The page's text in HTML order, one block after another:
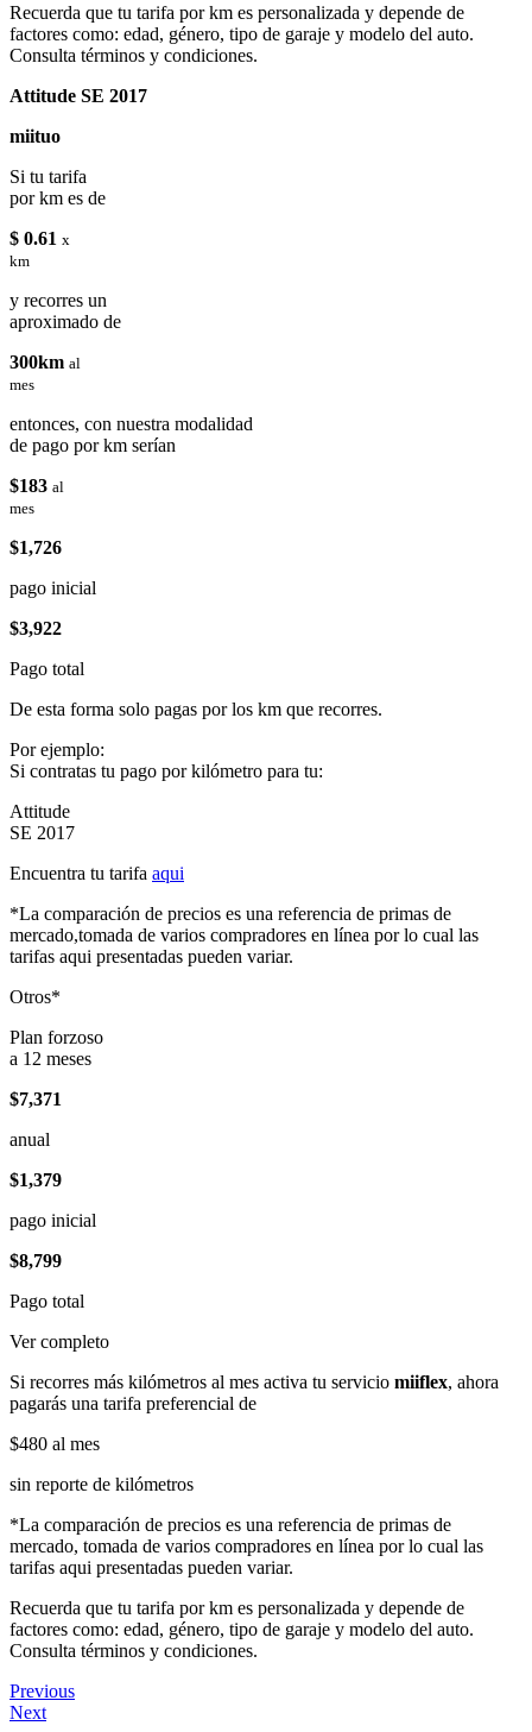
Recuerda que tu tarifa por km es personalizada y depende de
factores como: edad, género, tipo de garaje y modelo del auto.
Consulta términos y condiciones.
Attitude SE 2017
miituo
Si tu tarifa
por km es de
$ 0.61 x
km
y recorres un
aproximado de
300km al
mes
entonces, con nuestra modalidad
de pago por km serían
$183 al
mes
$1,726
pago inicial
$3,922
Pago total
De esta forma solo pagas por los km que recorres.
Por ejemplo:
Si contratas tu pago por kilómetro para tu:
Attitude
SE 2017
Encuentra tu tarifa aqui
*La comparación de precios es una referencia de primas de
mercado,tomada de varios compradores en línea por lo cual las
tarifas aqui presentadas pueden variar.
Otros*
Plan forzoso
a 12 meses
$7,371
anual
$1,379
pago inicial
$8,799
Pago total
Ver completo
Si recorres más kilómetros al mes activa tu servicio miiflex, ahora
pagarás una tarifa preferencial de
$480 al mes
sin reporte de kilómetros
*La comparación de precios es una referencia de primas de
mercado, tomada de varios compradores en línea por lo cual las
tarifas aqui presentadas pueden variar.
Recuerda que tu tarifa por km es personalizada y depende de
factores como: edad, género, tipo de garaje y modelo del auto.
Consulta términos y condiciones.
Previous
Next